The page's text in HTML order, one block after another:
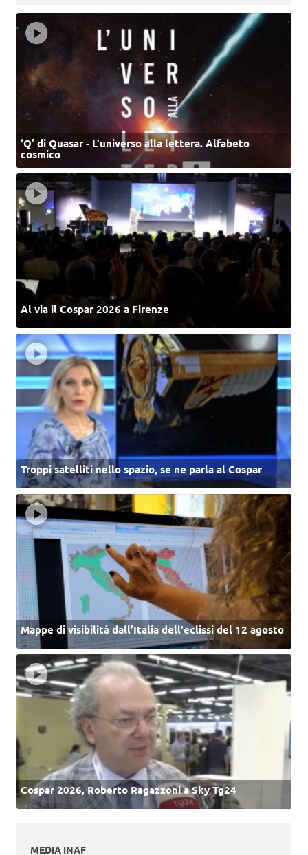
‘Q’ di Quasar - L'universo alla lettera. Alfabeto
cosmico
Al via il Cospar 2026 a Firenze
Troppi satelliti nello spazio, se ne parla al Cospar
Mappe di visibilità dall’Italia dell'eclissi del 12 agosto
Cospar 2026, Roberto Ragazzoni a Sky Tg24
MEDIA INAF